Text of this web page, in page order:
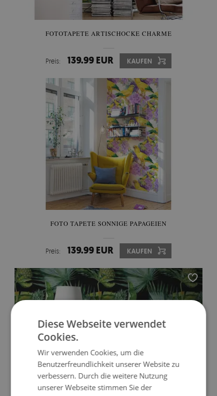
FOTOTAPETE ARTISCHOCKE CHARME
Preis: 139.99 EUR KAUFEN
FOTO TAPETE SONNIGE PAPAGEIEN
Preis: 139.99 EUR KAUFEN
Diese Webseite verwendet
Cookies.
Wir verwenden Cookies, um die
Benutzerfreundlichkeit unserer Website zu
verbessern. Durch die weitere Nutzung
unserer Webseite stimmen Sie der